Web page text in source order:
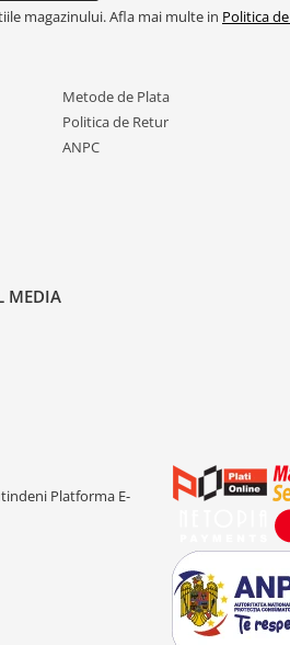
magazinului. Afla mai multe in Politica
Metode de Plata
Politica de Retur
ANPC
MEDIA
Platforma E-